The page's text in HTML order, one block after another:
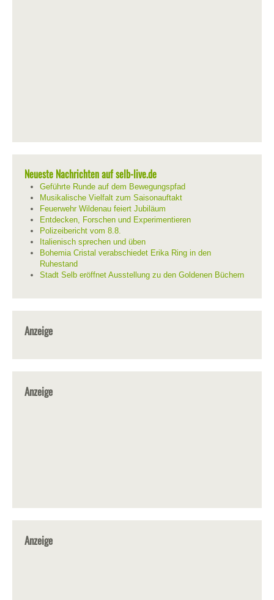
Neueste Nachrichten auf selb-live.de
Geführte Runde auf dem Bewegungspfad
Musikalische Vielfalt zum Saisonauftakt
Feuerwehr Wildenau feiert Jubiläum
Entdecken, Forschen und Experimentieren
Polizeibericht vom 8.8.
Italienisch sprechen und üben
Bohemia Cristal verabschiedet Erika Ring in den
Ruhestand
Stadt Selb eröffnet Ausstellung zu den Goldenen Büchern
Anzeige
Anzeige
Anzeige